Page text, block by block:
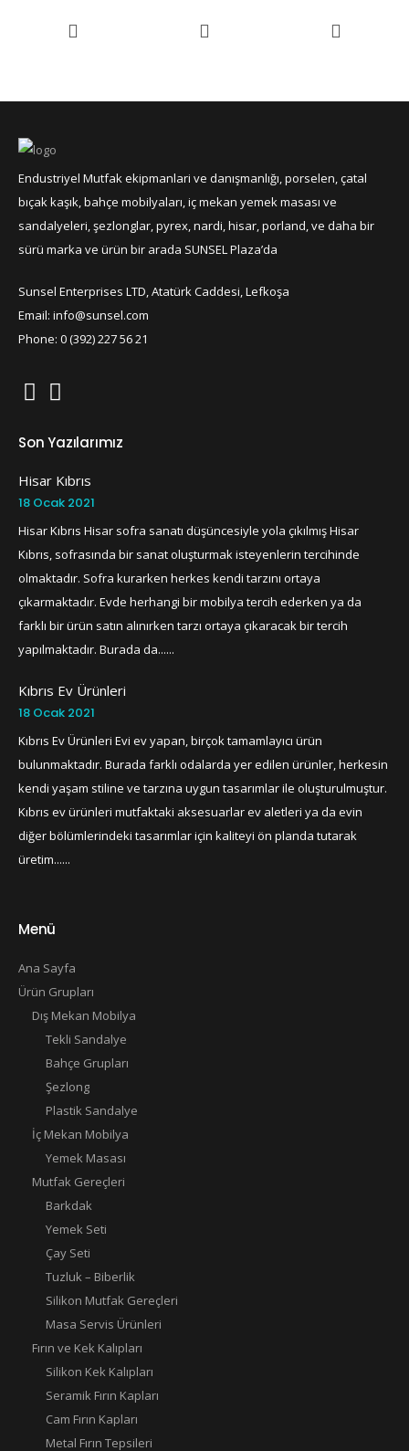
Endustriyel Mutfak ekipmanlari ve danışmanlığı, porselen, çatal
bıçak kaşık, bahçe mobilyaları, iç mekan yemek masası ve
sandalyeleri, şezlonglar, pyrex, nardi, hisar, porland, ve daha bir
sürü marka ve ürün bir arada SUNSEL Plaza’da
Sunsel Enterprises LTD, Atatürk Caddesi, Lefkoşa
Email: info@sunsel.com
Phone: 0 (392) 227 56 21
Son Yazılarımız
Hisar Kıbrıs
18 Ocak 2021
Hisar Kıbrıs Hisar sofra sanatı düşüncesiyle yola çıkılmış Hisar
Kıbrıs, sofrasında bir sanat oluşturmak isteyenlerin tercihinde
olmaktadır. Sofra kurarken herkes kendi tarzını ortaya
çıkarmaktadır. Evde herhangi bir mobilya tercih ederken ya da
farklı bir ürün satın alınırken tarzı ortaya çıkaracak bir tercih
yapılmaktadır. Burada da......
Kıbrıs Ev Ürünleri
18 Ocak 2021
Kıbrıs Ev Ürünleri Evi ev yapan, birçok tamamlayıcı ürün
bulunmaktadır. Burada farklı odalarda yer edilen ürünler, herkesin
kendi yaşam stiline ve tarzına uygun tasarımlar ile oluşturulmuştur.
Kıbrıs ev ürünleri mutfaktaki aksesuarlar ev aletleri ya da evin
diğer bölümlerindeki tasarımlar için kaliteyi ön planda tutarak
üretim......
Menü
Ana Sayfa
Ürün Grupları
Dış Mekan Mobilya
Tekli Sandalye
Bahçe Grupları
Şezlong
Plastik Sandalye
İç Mekan Mobilya
Yemek Masası
Mutfak Gereçleri
Barkdak
Yemek Seti
Çay Seti
Tuzluk – Biberlik
Silikon Mutfak Gereçleri
Masa Servis Ürünleri
Fırın ve Kek Kalıpları
Silikon Kek Kalıpları
Seramik Fırın Kapları
Cam Fırın Kapları
Metal Fırın Tepsileri